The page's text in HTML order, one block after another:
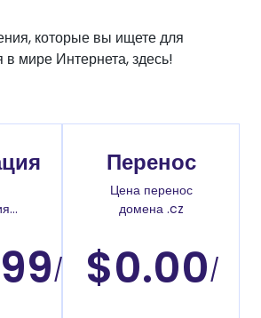
которые вы ищете для
в мире Интернета, здесь!
/
Перенос
Цена перенос
домена .cz
$0.00/